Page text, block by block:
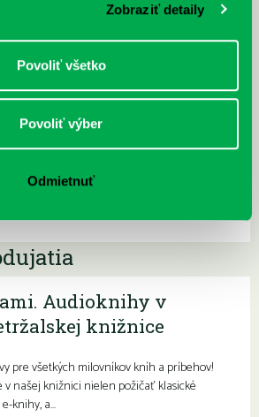
Zobraziť detaily
Povoliť všetko
Povoliť výber
Odmietnuť
Audioknihy v
knižnice
pre všetkých milovníkov kníh a príbehov!
v našej knižnici nielen požičať klasické
knihy, a...